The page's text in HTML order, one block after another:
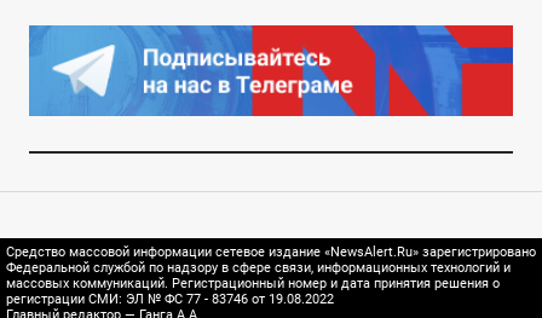
Средство массовой информации сетевое издание «NewsAlert.Ru» зарегистрировано
Федеральной службой по надзору в сфере связи, информационных технологий и
массовых коммуникаций. Регистрационный номер и дата принятия решения о
регистрации СМИ: ЭЛ № ФС 77 - 83746 от 19.08.2022
Главный редактор — Ганга А.А.